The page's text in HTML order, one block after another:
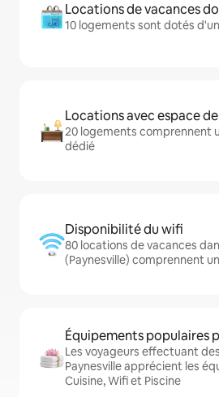
Locations de vacances
10 logements sont dotés
Locations avec espace
20 logements comprennent
dédié
Disponibilité du wifi
80 locations de vacances
(Paynesville) comprennent
Équipements populaires
Les voyageurs effectuant
Paynesville apprécient les
Cuisine, Wifi et Piscine